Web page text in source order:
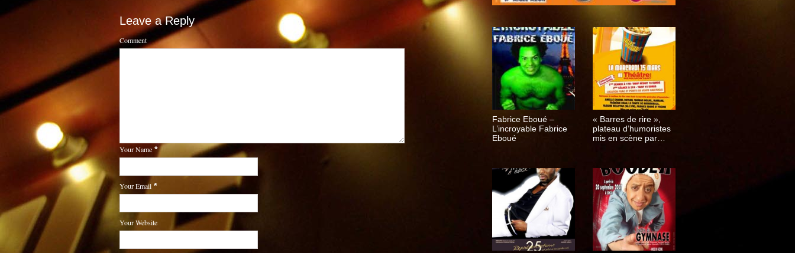
Leave a Reply
Comment
Your Name *
Your Email *
Your Website
Fabrice Eboué –
L’incroyable Fabrice
Eboué
« Barres de rire »,
plateau d’humoristes
mis en scène par